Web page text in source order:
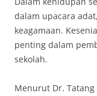
dalam upacara
keagamaan.
penting dalam
sekolah.
Menurut Dr.